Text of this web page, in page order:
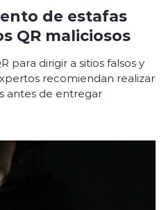
de estafas
QR maliciosos
para dirigir a sitios falsos y
recomiendan realizar
antes de entregar